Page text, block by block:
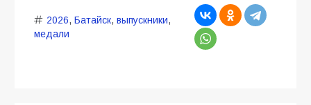
2026, Батайск, выпускники,
медали